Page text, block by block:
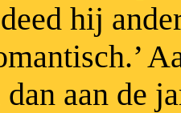
hij
aan de